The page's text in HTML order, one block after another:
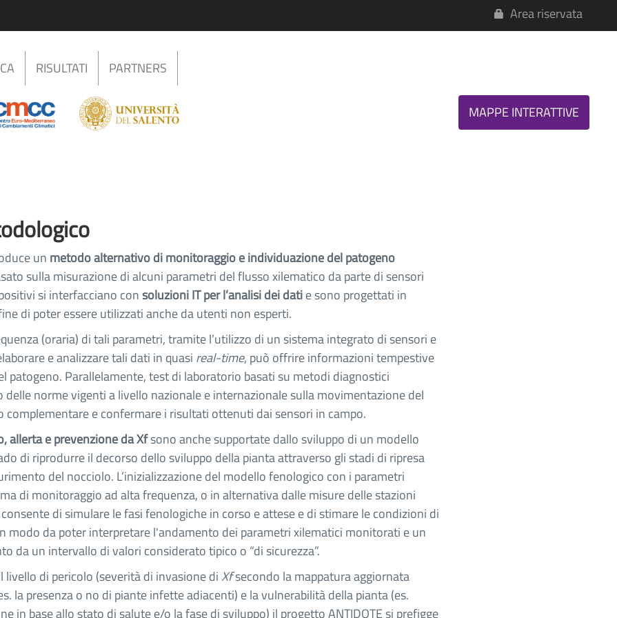
RISULTATI PARTNERS
MAPPE INTERATTIVE
Area riservata
un metodo alternativo di monitoraggio e individuazione del patogeno
sulla misurazione di alcuni parametri del flusso xilematico da parte di sensori
si interfacciano con soluzioni IT per l’analisi dei datie sono progettati in
di poter essere utilizzati anche da utenti non esperti.
(oraria) di tali parametri, tramite l’utilizzo di un sistema integrato di sensori e
e analizzare tali dati in quasi real-time, può offrire informazioni tempestive
patogeno. Parallelamente, test di laboratorio basati su metodi diagnostici
norme vigenti a livello nazionale e internazionale sulla movimentazione del
complementare e confermare i risultati ottenuti dai sensori in campo.
allerta e prevenzione da Xfsono anche supportate dallo sviluppo di un modello
di riprodurre il decorso dello sviluppo della pianta attraverso gli stadi di ripresa
del nocciolo. L’inizializzazione del modello fenologico con i parametri
di monitoraggio ad alta frequenza, o in alternativa dalle misure delle stazioni
di simulare le fasi fenologiche in corso e attese e di stimare le condizioni di
modo da poter interpretare l'andamento dei parametri xilematici monitorati e un
da un intervallo di valori considerato tipico o “di sicurezza”.
di pericolo (severità di invasione diXfsecondo la mappatura aggiornata
la presenza o no di piante infette adiacenti) e la vulnerabilità della pianta (es.
in base allo stato di salute e/o la fase di sviluppo) il progetto ANTIDOTE si prefigge